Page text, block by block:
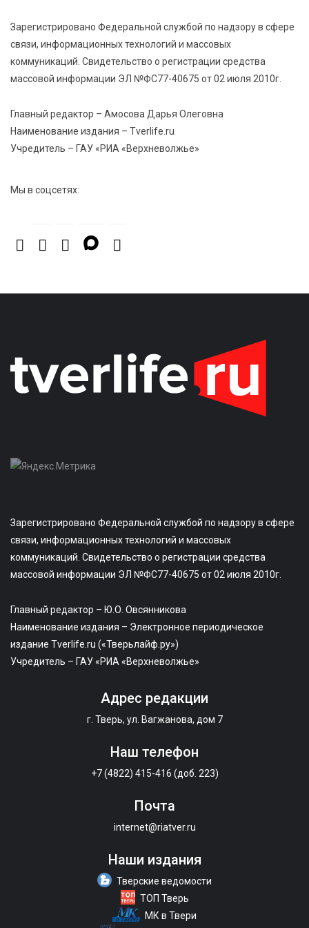
8 Авг 2026 13:37 931
Чем удивит X Международный фестиваль «Калитка»
в 2026 году?
Зарегистрировано Федеральной службой по надзору в сфере
связи, информационных технологий и массовых
коммуникаций. Свидетельство о регистрации средства
массовой информации ЭЛ №ФС77-40675 от 02 июля 2010г.
Главный редактор – Амосова Дарья Олеговна
Наименование издания – Tverlife.ru
Учредитель – ГАУ «РИА «Верхневолжье»
Мы в соцсетях:
Зарегистрировано Федеральной службой по надзору в сфере
связи, информационных технологий и массовых
коммуникаций. Свидетельство о регистрации средства
массовой информации ЭЛ №ФС77-40675 от 02 июля 2010г.
Главный редактор – Ю.О. Овсянникова
Наименование издания – Электронное периодическое
издание Tverlife.ru («Тверьлайф.ру»)
Учредитель – ГАУ «РИА «Верхневолжье»
Адрес редакции
г. Тверь, ул. Вагжанова, дом 7
Наш телефон
+7 (4822) 415-416 (доб. 223)
Почта
internet@riatver.ru
Наши издания
Тверские ведомости
ТОП Тверь
МК в Твери